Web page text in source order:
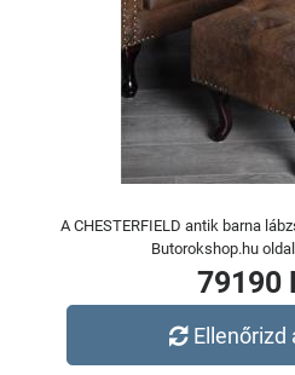
A CHESTERFIELD antik barna
Butorokshop.hu
79190